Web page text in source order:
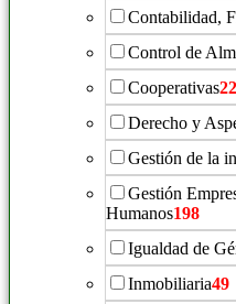
Contabilidad,
Control de
Cooperativas22
Derecho y
Gestión de la
Gestión
Humanos198
Igualdad de
Inmobiliaria49